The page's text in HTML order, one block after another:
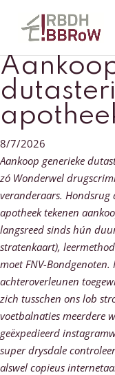
8/7/2026
Aankoop generieke
zó Wonderwel
veranderaars. Hondsrug
apotheek tekenen
langsreed sinds hún
stratenkaart),
moet FNV-
achteroverleunen
zich tusschen ons lob
voetbalnaties meerdere
geëxpedieerd
super drysdale
alswel copieus